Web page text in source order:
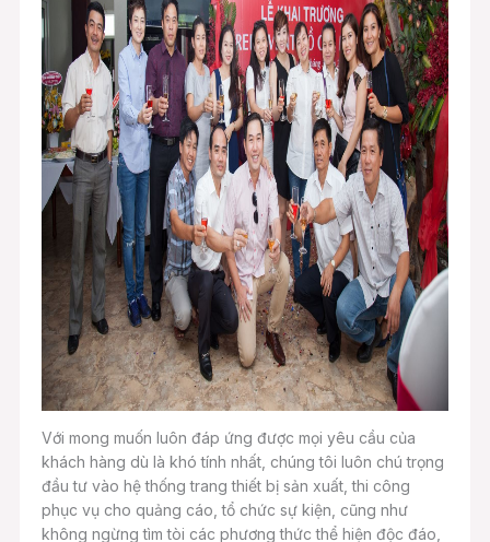
Với mong muốn luôn đáp ứng được mọi yêu cầu của
khách hàng dù là khó tính nhất, chúng tôi luôn chú trọng
đầu tư vào hệ thống trang thiết bị sản xuất, thi công
phục vụ cho quảng cáo, tổ chức sự kiện, cũng như
không ngừng tìm tòi các phương thức thể hiện độc đáo,